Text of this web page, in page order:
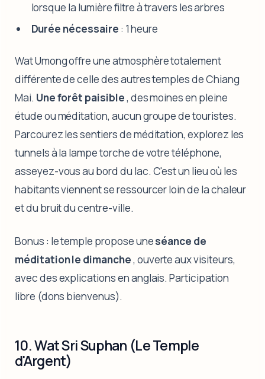
lorsque la lumière filtre à travers les arbres
Durée nécessaire : 1 heure
Wat Umong offre une atmosphère totalement
différente de celle des autres temples de Chiang
Mai. Une forêt paisible, des moines en pleine
étude ou méditation, aucun groupe de touristes.
Parcourez les sentiers de méditation, explorez les
tunnels à la lampe torche de votre téléphone,
asseyez-vous au bord du lac. C'est un lieu où les
habitants viennent se ressourcer loin de la chaleur
et du bruit du centre-ville.
Bonus : le temple propose uneséance de
méditation le dimanche, ouverte aux visiteurs,
avec des explications en anglais. Participation
libre (dons bienvenus).
10. Wat Sri Suphan (Le Temple
d'Argent)